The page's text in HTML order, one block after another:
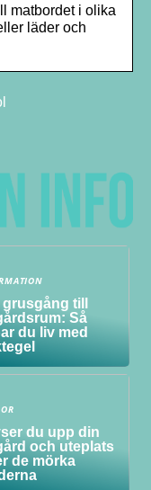
matbordet i olika
läder och
grusgång till
Så
du liv med
du upp din
och uteplats
de mörka